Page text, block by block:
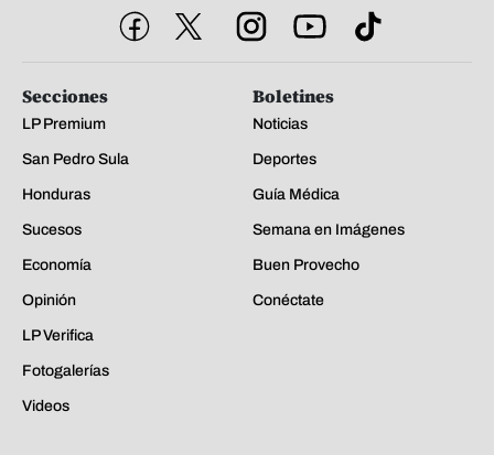
Secciones
LP Premium
San Pedro Sula
Honduras
Sucesos
Economía
Opinión
LP Verifica
Fotogalerías
Videos
Boletines
Noticias
Deportes
Guía Médica
Semana en Imágenes
Buen Provecho
Conéctate